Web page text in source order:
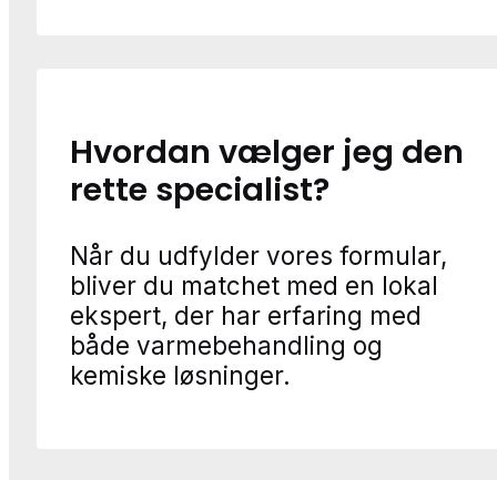
Hvordan vælger jeg den
rette specialist?
Når du udfylder vores formular,
bliver du matchet med en lokal
ekspert, der har erfaring med
både varmebehandling og
kemiske løsninger.